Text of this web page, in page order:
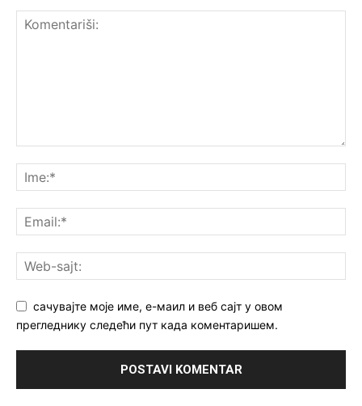
сачувајте моје име, е-маил и веб сајт у овом
прегледнику следећи пут када коментаришем.